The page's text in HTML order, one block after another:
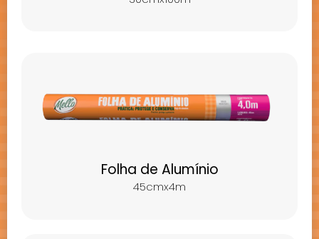
Folha de Alumínio
45cmx4m